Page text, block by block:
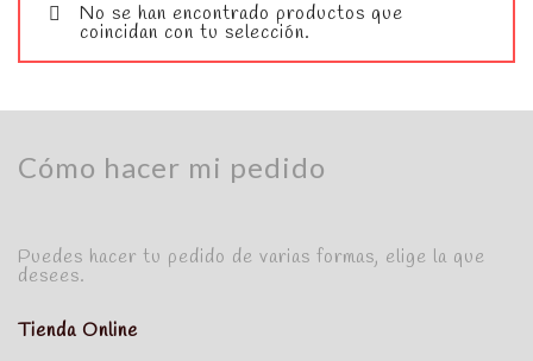
No se han encontrado productos que
coincidan con tu selección.
Cómo hacer mi pedido
Puedes hacer tu pedido de varias formas, elige la que
desees.
Tienda Online